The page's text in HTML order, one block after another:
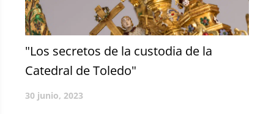
"Los secretos de la custodia de la
Catedral de Toledo"
30 junio, 2023